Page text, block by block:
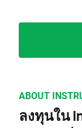
ABOUT
ลงทุนใน